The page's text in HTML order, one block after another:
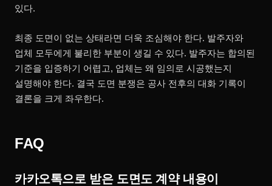
있다.
최종 도면이 없는 상태라면 더욱 조심해야 한다. 발주자와
업체 모두에게 불리한 부분이 생길 수 있다. 발주자는 합의된
기준을 입증하기 어렵고, 업체는 왜 임의로 시공했는지
설명해야 한다. 결국 도면 분쟁은 공사 전후의 대화 기록이
결론을 크게 좌우한다.
FAQ
카카오톡으로 받은 도면도 계약 내용이